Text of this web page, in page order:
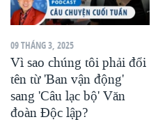
09 THÁNG 3, 2025
Vì sao chúng tôi phải đổi
tên từ 'Ban vận động'
sang 'Câu lạc bộ' Văn
đoàn Độc lập?